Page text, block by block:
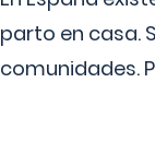
parto en casa.
comunidades.